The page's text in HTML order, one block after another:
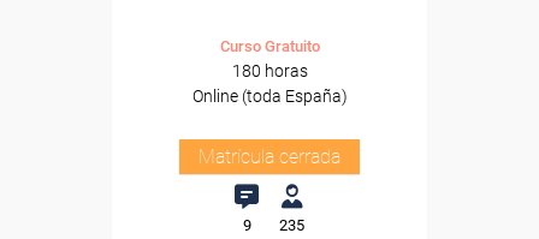
Curso Gratuito
180 horas
Online (toda España)
Matrícula cerrada
9 235